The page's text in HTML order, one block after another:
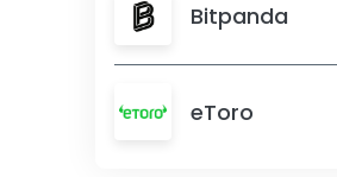
Bitpanda
eToro